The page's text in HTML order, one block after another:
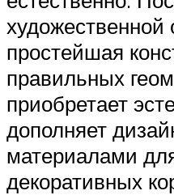
художественной
простейшая
правильных
приобретает
дополняет
материалами
декоративных